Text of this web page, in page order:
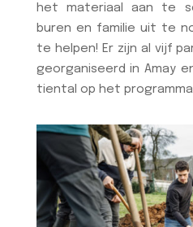
het materiaal aan te
buren en familie uit te
te helpen! Er zijn al vijf
georganiseerd in Amay
tiental op het programma